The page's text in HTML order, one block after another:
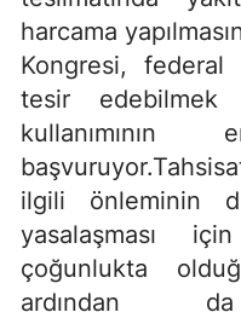
harcama
Kongresi, federal
tesir
kullanımının
ilgili önleminin
yasalaşması
çoğunlukta
ardından da